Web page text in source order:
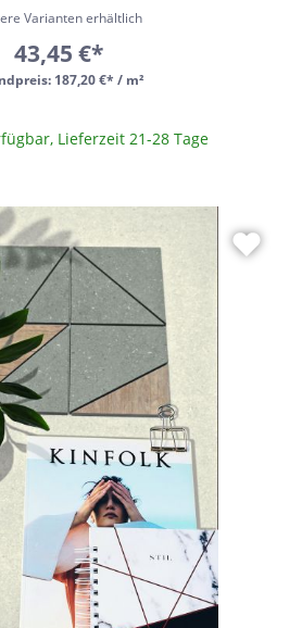
187,20 €* / m²
Varianten erhältlich
43,45 €*
Lieferzeit 21-28 Tage